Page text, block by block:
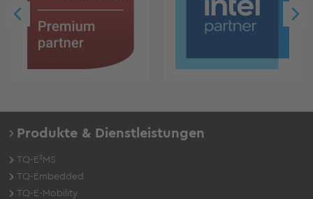
Produkte & Dienstleistungen
TQ-E²MS
TQ-Embedded
TQ-E-Mobility